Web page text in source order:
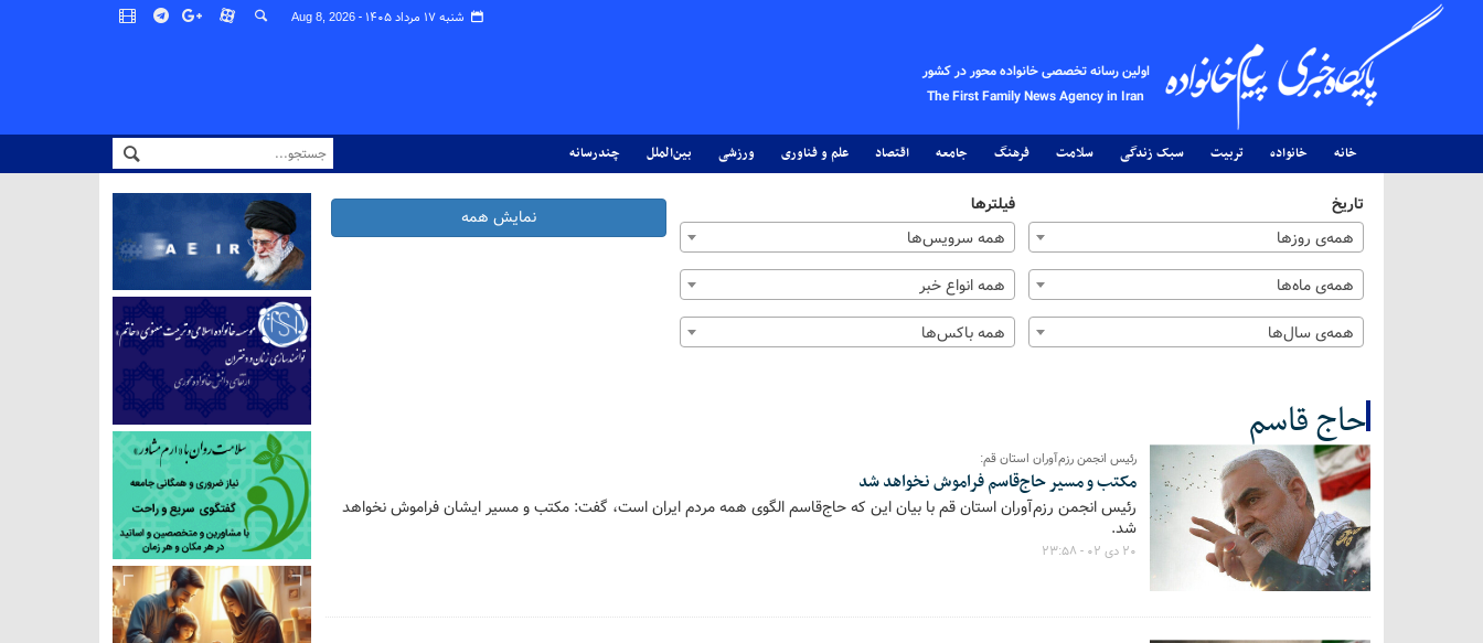
شنبه ۱۷ مرداد ۱۴۰۵ - Aug 8, 2026
اولین رسانه تخصصی خانواده محور در کشور
The First Family News Agency in Iran
خانه خانواده تربیت سبک زندگی سلامت فرهنگ جامعه اقتصاد علم و فناوری ورزشی بین‌الملل چندرسانه
تاریخ
همه‌ی روزها
همه‌ی ماه‌ها
همه‌ی سال‌ها
فیلترها
همه سرویس‌ها
همه انواع خبر
همه باکس‌ها
نمایش همه
حاج قاسم
کل اخبار:14 رئیس انجمن رزم‌آوران استان قم:
مکتب و مسیر حاج‌قاسم فراموش نخواهد شد
رئیس انجمن رزم‌آوران استان قم با بیان این که حاج‌قاسم الگوی همه مردم ایران است، گفت: مکتب و مسیر ایشان فراموش نخواهد
شد.
۲۰ دی ۰۲ - ۲۳:۵۸